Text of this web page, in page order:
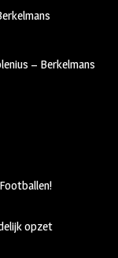
– Berkelmans
opzet